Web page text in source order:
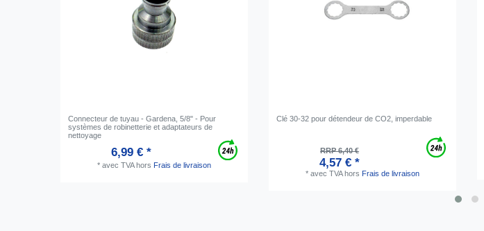
Connecteur de tuyau - Gardena, 5/8" - Pour
systèmes de robinetterie et adaptateurs de
nettoyage
6,99 € *
* avec TVAhors Frais de livraison
Clé 30-32 pour détendeur de CO2, imperdable
RRP 6,40 €
4,57 € *
* avec TVAhors Frais de livraison